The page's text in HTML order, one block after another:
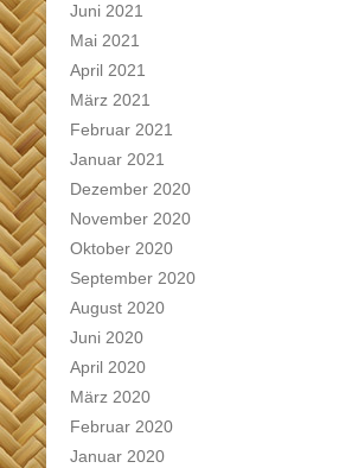
Juni 2021
Mai 2021
April 2021
März 2021
Februar 2021
Januar 2021
Dezember 2020
November 2020
Oktober 2020
September 2020
August 2020
Juni 2020
April 2020
März 2020
Februar 2020
Januar 2020